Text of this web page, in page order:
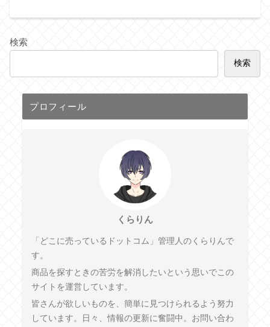
検索
検索
プロフィール
くらりん
「どこに売っているドットコム」管理人のくらりんで
す。
商品を探すときの苦労を解消したいという思いでこの
サイトを運営しています。
皆さんが欲しいものを、簡単に見つけられるよう努力
しています。日々、情報の更新に奮闘中。お問い合わ